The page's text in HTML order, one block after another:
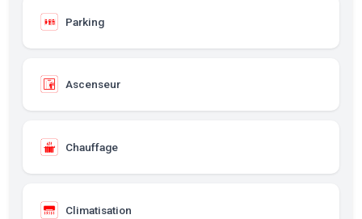
Parking
Ascenseur
Chauffage
Climatisation